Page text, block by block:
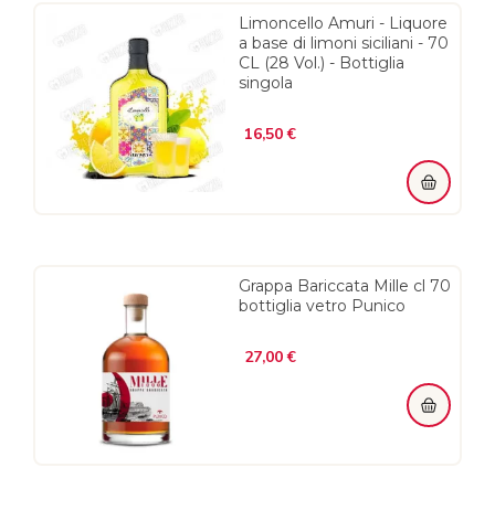
Limoncello Amuri - Liquore
a base di limoni siciliani - 70
CL (28 Vol.) - Bottiglia
singola
16,50 €
Grappa Bariccata Mille cl 70
bottiglia vetro Punico
27,00 €